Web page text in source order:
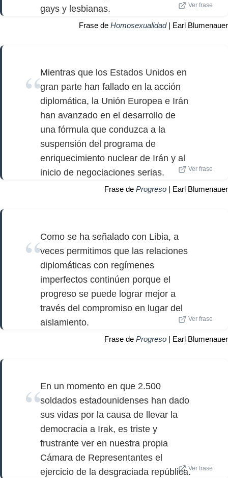
gays y lesbianas.
Ver frase
Frase de Homosexualidad| Earl Blumenauer
Mientras que los Estados Unidos en
gran parte han fallado en la acción
diplomática, la Unión Europea e Irán
han avanzado en el desarrollo de
una fórmula que conduzca a la
suspensión del programa de
enriquecimiento nuclear de Irán y al
inicio de negociaciones serias.
Ver frase
Frase de Progreso | Earl Blumenauer
Como se ha señalado con Libia, a
veces permitimos que las relaciones
diplomáticas con regímenes
imperfectos continúen porque el
progreso se puede lograr mejor a
través del compromiso en lugar del
aislamiento.
Ver frase
Frase de Progreso | Earl Blumenauer
En un momento en que 2.500
soldados estadounidenses han dado
sus vidas por la causa de llevar la
democracia a Irak, es triste y
frustrante ver en nuestra propia
Cámara de Representantes el
ejercicio de la desgraciada república.Ver frase